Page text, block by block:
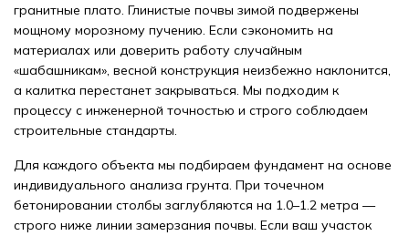
гранитные плато. Глинистые почвы зимой подвержены
мощному морозному пучению. Если сэкономить на
материалах или доверить работу случайным
«шабашникам», весной конструкция неизбежно наклонится,
а калитка перестанет закрываться. Мы подходим к
процессу с инженерной точностью и строго соблюдаем
строительные стандарты.
Для каждого объекта мы подбираем фундамент на основе
индивидуального анализа грунта. При точечном
бетонировании столбы заглубляются на 1.0–1.2 метра —
строго ниже линии замерзания почвы. Если ваш участок